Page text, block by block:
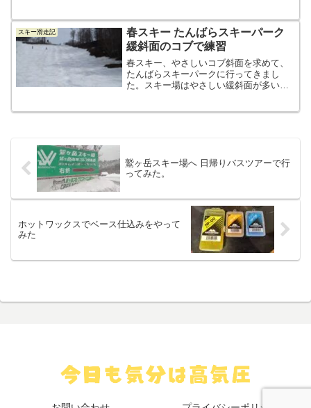
じたのが、「なんだか滑りが悪い。」
「そこそこ滑りはするのだが...
スキー滑走記
春スキー たんばらスキーパーク
緩斜面のコブで練習
春スキー、やさしいコブ斜面を求めて、
たんばらスキーパークに行ってきまし
た。スキー場はやさしい緩斜面が多いで
鷲ヶ岳スキー場へ 日帰りバスツアーで行
ってみた。
ホットワックスでベース仕込みをやって
みた